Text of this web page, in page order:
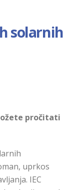
solarnih
pročitati
uprkos
IEC